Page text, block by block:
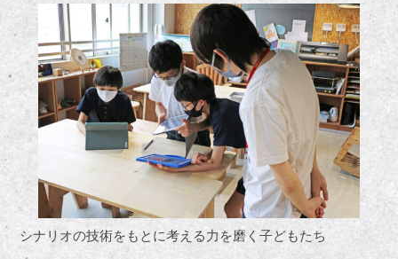
シナリオの技術をもとに考える力を磨く子どもたち